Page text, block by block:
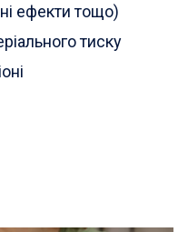
ефекти тощо)
тиску